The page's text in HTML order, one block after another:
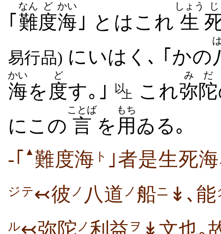
｢ 難
なん
度
ど
海
かい
｣ とはこれ 生
しょう じ
易行品) にいはく､ ｢かの
海
かい
を 度
ど
す｡｣ 以上 これ弥陀
みだ
にこの 言
ことば
を 用
もち
ゐる｡
-｢ ▲ 難度海 ト ｣者是生死
ジテ↢彼 ノ 八道 ノ 船ニ ↡､能
ル ノ ヲ